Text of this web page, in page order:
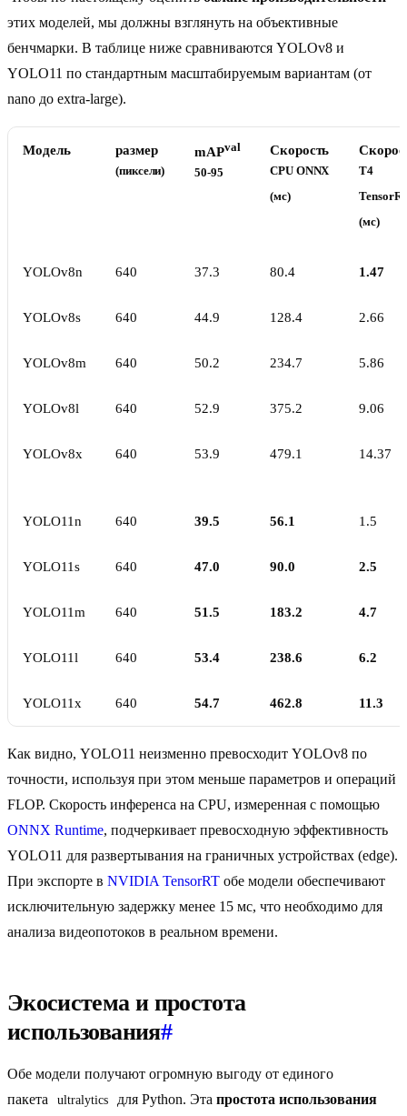
этих моделей, мы должны взглянуть на объективные
бенчмарки. В таблице ниже сравниваются YOLOv8 и
YOLO11 по стандартным масштабируемым вариантам (от
nano до extra-large).
Модель размер
(пиксели)
mAPval
50-95
Скорость
CPU ONNX
(мс)
T4
(мс)
YOLOv8n 640 37.3 80.4 1.47
YOLOv8s 640 44.9 128.4 2.66
YOLOv8m 640 50.2 234.7 5.86
YOLOv8l 640 52.9 375.2 9.06
YOLOv8x 640 53.9 479.1 14.37
YOLO11n 640 39.5 56.1 1.5
YOLO11s 640 47.0 90.0 2.5
YOLO11m 640 51.5 183.2 4.7
YOLO11l 640 53.4 238.6 6.2
YOLO11x 640 54.7 462.8 11.3
Как видно, YOLO11 неизменно превосходит YOLOv8 по
точности, используя при этом меньше параметров и операций
FLOP. Скорость инференса на CPU, измеренная с помощью
ONNX Runtime, подчеркивает превосходную эффективность
YOLO11 для развертывания на граничных устройствах (edge).
При экспорте в NVIDIA TensorRT обе модели обеспечивают
исключительную задержку менее 15 мс, что необходимо для
анализа видеопотоков в реальном времени.
Экосистема и простота
использования#
Обе модели получают огромную выгоду от единого
пакета
ultralytics для Python. Эта простота использования